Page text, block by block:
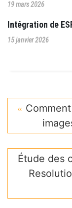
19 mars 2026
Intégration de
15 janvier 2026
Étude des